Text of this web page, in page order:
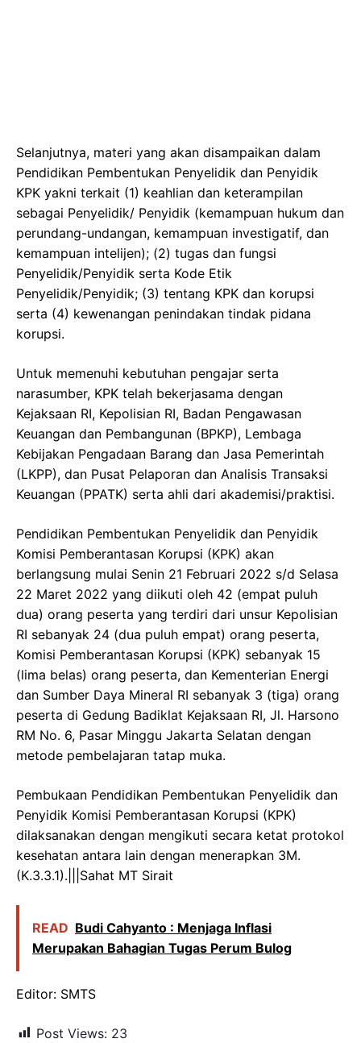
Selanjutnya, materi yang akan disampaikan dalam
Pendidikan Pembentukan Penyelidik dan Penyidik
KPK yakni terkait (1) keahlian dan keterampilan
sebagai Penyelidik/ Penyidik (kemampuan hukum dan
perundang-undangan, kemampuan investigatif, dan
kemampuan intelijen); (2) tugas dan fungsi
Penyelidik/Penyidik serta Kode Etik
Penyelidik/Penyidik; (3) tentang KPK dan korupsi
serta (4) kewenangan penindakan tindak pidana
korupsi.
Untuk memenuhi kebutuhan pengajar serta
narasumber, KPK telah bekerjasama dengan
Kejaksaan RI, Kepolisian RI, Badan Pengawasan
Keuangan dan Pembangunan (BPKP), Lembaga
Kebijakan Pengadaan Barang dan Jasa Pemerintah
(LKPP), dan Pusat Pelaporan dan Analisis Transaksi
Keuangan (PPATK) serta ahli dari akademisi/praktisi.
Pendidikan Pembentukan Penyelidik dan Penyidik
Komisi Pemberantasan Korupsi (KPK) akan
berlangsung mulai Senin 21 Februari 2022 s/d Selasa
22 Maret 2022 yang diikuti oleh 42 (empat puluh
dua) orang peserta yang terdiri dari unsur Kepolisian
RI sebanyak 24 (dua puluh empat) orang peserta,
Komisi Pemberantasan Korupsi (KPK) sebanyak 15
(lima belas) orang peserta, dan Kementerian Energi
dan Sumber Daya Mineral RI sebanyak 3 (tiga) orang
peserta di Gedung Badiklat Kejaksaan RI, Jl. Harsono
RM No. 6, Pasar Minggu Jakarta Selatan dengan
metode pembelajaran tatap muka.
Pembukaan Pendidikan Pembentukan Penyelidik dan
Penyidik Komisi Pemberantasan Korupsi (KPK)
dilaksanakan dengan mengikuti secara ketat protokol
kesehatan antara lain dengan menerapkan 3M.
(K.3.3.1).|||Sahat MT Sirait
READ Budi Cahyanto : Menjaga Inflasi
Merupakan Bahagian Tugas Perum Bulog
Editor: SMTS
Post Views: 23